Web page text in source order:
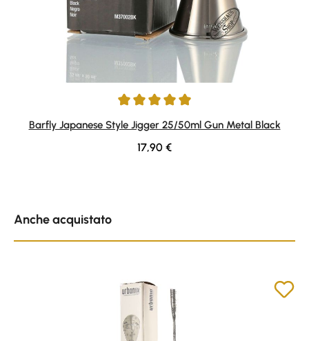
Average rating of 5 out of 5 stars
Barfly Japanese Style Jigger 25/50ml Gun Metal Black
Regular price:
17,90 €
Anche acquistato